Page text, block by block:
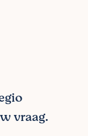
vraag.